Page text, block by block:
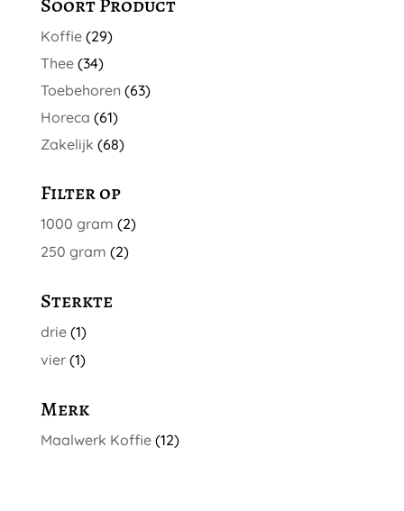
Soort Product
Koffie (29)
Thee (34)
Toebehoren (63)
Horeca (61)
Zakelijk (68)
Filter op
1000 gram (2)
250 gram (2)
Sterkte
drie (1)
vier (1)
Merk
Maalwerk Koffie (12)